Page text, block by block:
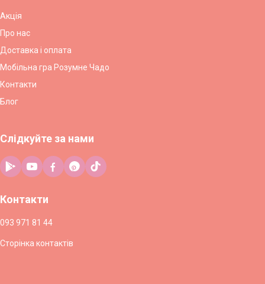
Акція
Про нас
Доставка і оплата
Мобільна гра Розумне Чадо
Контакти
Блог
Слідкуйте за нами
Контакти
093 971 81 44
Сторінка контактів